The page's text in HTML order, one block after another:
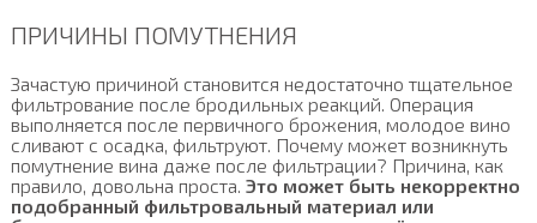
ПРИЧИНЫ ПОМУТНЕНИЯ
Зачастую причиной становится недостаточно тщательное
фильтрование после бродильных реакций. Операция
выполняется после первичного брожения, молодое вино
сливают с осадка, фильтруют. Почему может возникнуть
помутнение вина даже после фильтрации? Причина, как
правило, довольна проста. Это может быть некорректно
подобранный фильтровальный материал или